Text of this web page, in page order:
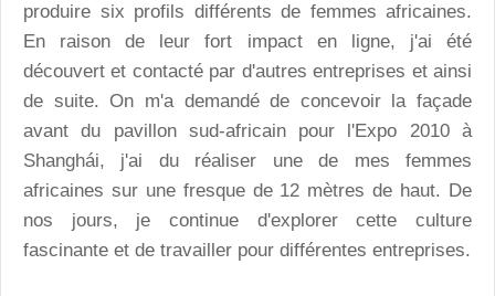
produire six profils différents de femmes africaines.
En raison de leur fort impact en ligne, j'ai été
découvert et contacté par d'autres entreprises et ainsi
de suite. On m'a demandé de concevoir la façade
avant du pavillon sud-africain pour l'Expo 2010 à
Shanghái, j'ai du réaliser une de mes femmes
africaines sur une fresque de 12 mètres de haut. De
nos jours, je continue d'explorer cette culture
fascinante et de travailler pour différentes entreprises.